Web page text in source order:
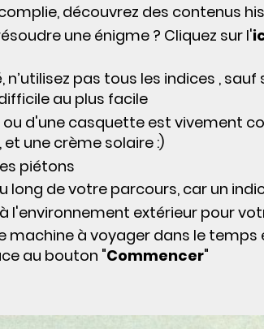
découvrez des contenus
une énigme ? Cliquez sur l'
pas tous les indices ,
au plus facile
d'une casquette est vivement
une crème solaire :)
piétons
long de votre parcours, car un
l'environnement extérieur pour
machine à voyager dans le
au bouton "Commencer"